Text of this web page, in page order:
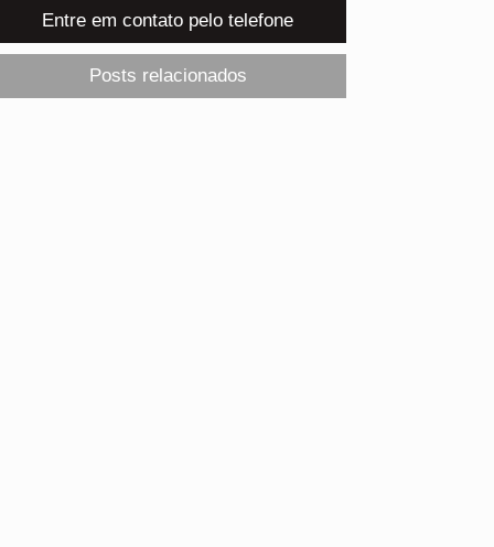
Entre em contato pelo telefone
Posts relacionados